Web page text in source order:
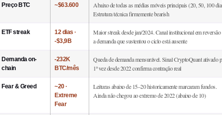
Preço BTC ~$63.600
Abaixo de todas as médias móveis principais (20, 50, 100
Estrutura técnica firmemente bearish
ETF streak
12 dias ·
-$3,9B
Maior streak desde jan/2024. Canal institucional em
a demanda que sustentou o ciclo está ausente
Demanda on-
chain
-232K
BTC/mês
Queda de demanda mensurável. Sinal CryptoQuant ativado
1ª vez desde 2022 confirma contração real
Fear & Greed
~20 ·
Extreme
Fear
Leituras abaixo de 15–20 historicamente marcaram fundos.
Ainda não chegou ao extremo de 2022 (abaixo de 10)